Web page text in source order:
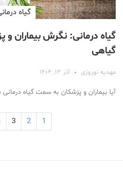
گیاه
گیاه درمانی: نگرش بیماران و
گیاهی
مهدیه نوروزی آذر ۱۳, ۱۴۰۴
آیا بیماران و پزشکان به سمت گیاه درمانی
1
2
3